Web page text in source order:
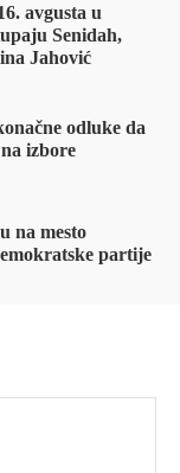
avgusta u
Senidah,
Jahović
odluke da
izbore
na mesto
partije